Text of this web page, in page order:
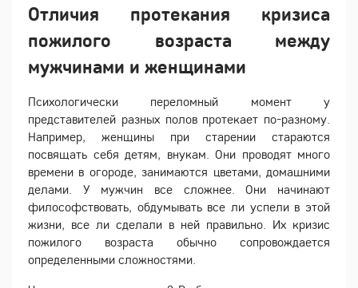
Отличия протекания кризиса
пожилого возраста между
мужчинами и женщинами
Психологически переломный момент у
представителей разных полов протекает по-разному.
Например, женщины при старении стараются
посвящать себя детям, внукам. Они проводят много
времени в огороде, занимаются цветами, домашними
делами. У мужчин все сложнее. Они начинают
философствовать, обдумывать все ли успели в этой
жизни, все ли сделали в ней правильно. Их кризис
пожилого возраста обычно сопровождается
определенными сложностями.